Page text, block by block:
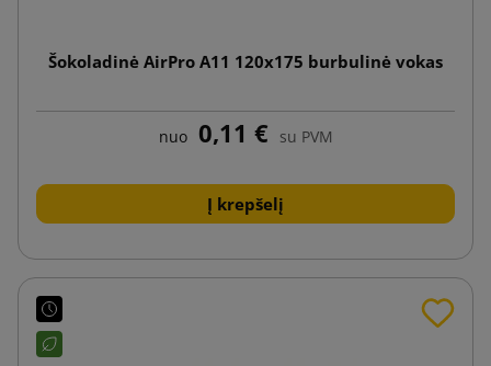
Šokoladinė AirPro A11 120x175 burbulinė vokas
nuo 0,11 € su PVM
Į krepšelį